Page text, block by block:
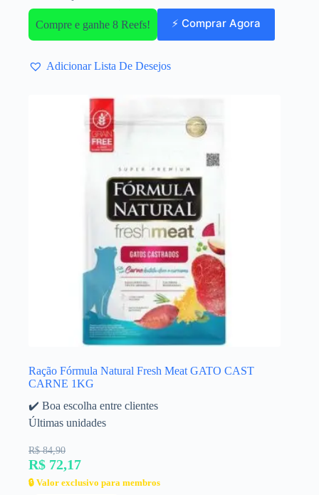
Compre e ganhe 8 Reefs! ⚡ Comprar Agora
Adicionar Lista De Desejos
Ração Fórmula Natural Fresh Meat GATO CAST
CARNE 1KG
✔️ Boa escolha entre clientes
Últimas unidades
R$ 84,90
R$ 72,17
🔒 Valor exclusivo para membros